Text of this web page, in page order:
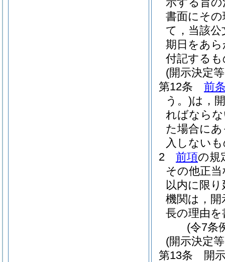
書面にそ
て，当該
期日をあ
付記する
(開示決定
第12条
前
う。)は，
ればなら
た場合に
入しない
2
前項の規
その他正
以内に限
機関は，
長の理由
(令7条
(開示決定
第13条
開